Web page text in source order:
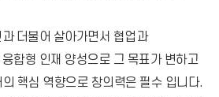
더불어 살아가면서 협업과
합형 인재 양성으로 그 목표가 변하고
핵심 역향으로 창의력은 필수 입니다.